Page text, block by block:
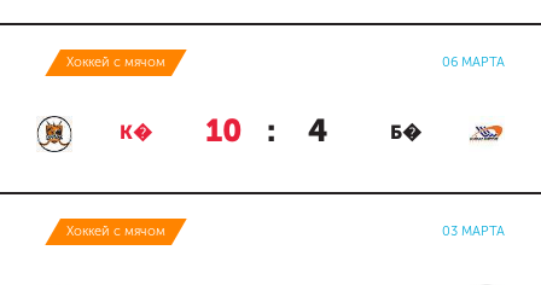
Хоккей с мячом 06 МАРТА
К� 10 : 4 Б�
Хоккей с мячом 03 МАРТА